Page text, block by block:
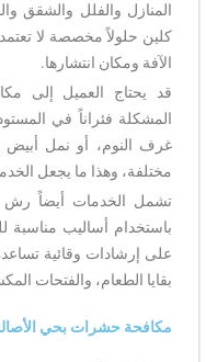
المنازل والفلل والشقق
كلين حلولاً مخصصة لا
الآفة ومكان انتشارها.
قد يحتاج العميل إلى
المشكلة فئراناً في
غرف النوم، أو نمل أبيض
مختلفة، وهذا ما يجعل
تشمل الخدمات أيضاً رش
باستخدام أساليب مناسبة
على إرشادات وقائية
بقايا الطعام، والفتحات
مكافحة حشرات بحي